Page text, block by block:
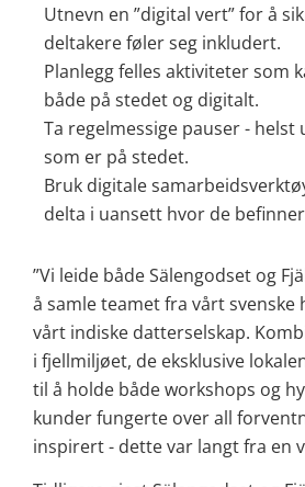
Utnevn en ”digital vert” for å
deltakere føler seg inkludert.
Planlegg felles aktiviteter som
både på stedet og digitalt.
Ta regelmessige pauser -
som er på stedet.
Bruk digitale
delta i uansett hvor de
”Vi leide både Sälengodset og
å samle teamet fra vårt
vårt indiske datterselskap.
i fjellmiljøet, de eksklusive
til å holde både workshops og
kunder fungerte over all
inspirert - dette var langt fra en